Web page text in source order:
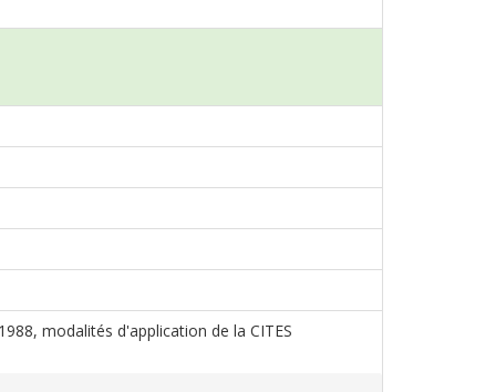
modalités d'application de la CITES